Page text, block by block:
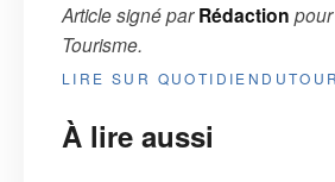
Article signé parRédaction pour
Tourisme.
LIRE SUR
À lire aussi